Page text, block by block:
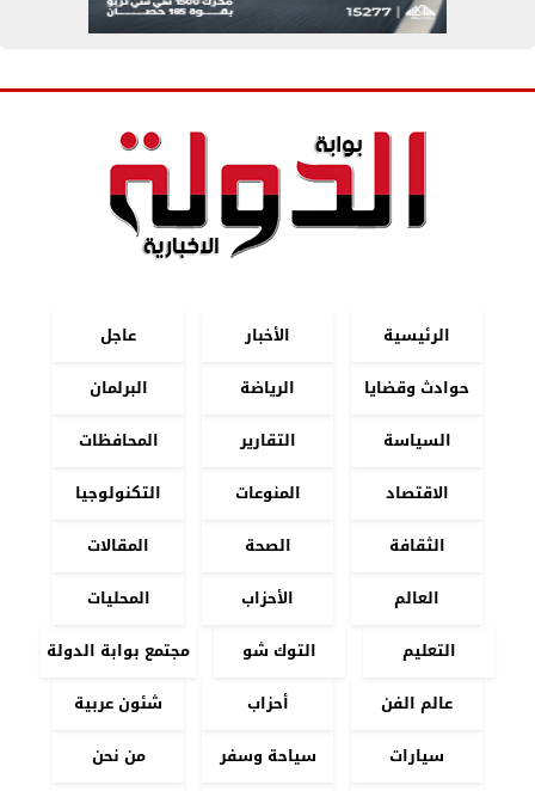
الرئيسية الأخبار
عاجل
حوادث وقضايا
الرياضة
البرلمان
السياسة
التقارير
المحافظات
الاقتصاد
المنوعات
التكنولوجيا
الثقافة
الصحة
المقالات
العالم
الأحزاب
المحليات
التعليم
التوك شو
مجتمع بوابة الدولة
عالم الفن
أحزاب
شئون عربية
سيارات
سياحة وسفر من نحن